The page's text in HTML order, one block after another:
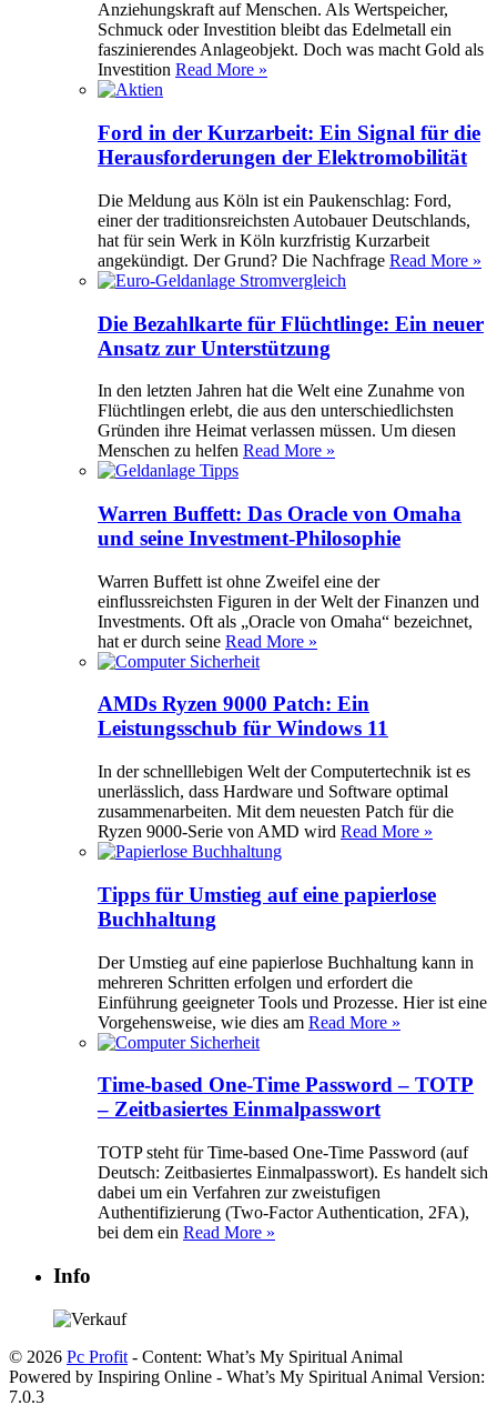
Anziehungskraft auf Menschen. Als Wertspeicher,
Schmuck oder Investition bleibt das Edelmetall ein
faszinierendes Anlageobjekt. Doch was macht Gold als
Investition Read More »
Ford in der Kurzarbeit: Ein Signal für die
Herausforderungen der Elektromobilität
Die Meldung aus Köln ist ein Paukenschlag: Ford,
einer der traditionsreichsten Autobauer Deutschlands,
hat für sein Werk in Köln kurzfristig Kurzarbeit
angekündigt. Der Grund? Die Nachfrage Read More »
Die Bezahlkarte für Flüchtlinge: Ein neuer
Ansatz zur Unterstützung
In den letzten Jahren hat die Welt eine Zunahme von
Flüchtlingen erlebt, die aus den unterschiedlichsten
Gründen ihre Heimat verlassen müssen. Um diesen
Menschen zu helfen Read More »
Warren Buffett: Das Oracle von Omaha
und seine Investment-Philosophie
Warren Buffett ist ohne Zweifel eine der
einflussreichsten Figuren in der Welt der Finanzen und
Investments. Oft als „Oracle von Omaha“ bezeichnet,
hat er durch seine Read More »
AMDs Ryzen 9000 Patch: Ein
Leistungsschub für Windows 11
In der schnelllebigen Welt der Computertechnik ist es
unerlässlich, dass Hardware und Software optimal
zusammenarbeiten. Mit dem neuesten Patch für die
Ryzen 9000-Serie von AMD wird Read More »
Tipps für Umstieg auf eine papierlose
Buchhaltung
Der Umstieg auf eine papierlose Buchhaltung kann in
mehreren Schritten erfolgen und erfordert die
Einführung geeigneter Tools und Prozesse. Hier ist eine
Vorgehensweise, wie dies am Read More »
Time-based One-Time Password – TOTP
– Zeitbasiertes Einmalpasswort
TOTP steht für Time-based One-Time Password (auf
Deutsch: Zeitbasiertes Einmalpasswort). Es handelt sich
dabei um ein Verfahren zur zweistufigen
Authentifizierung (Two-Factor Authentication, 2FA),
bei dem ein Read More »
Info
© 2026 Pc Profit - Content: What’s My Spiritual Animal
Powered by Inspiring Online - What’s My Spiritual Animal Version:
7.0.3